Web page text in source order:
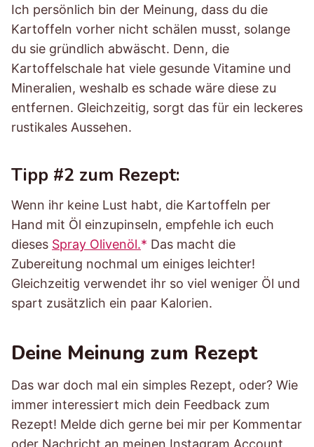
Ich persönlich bin der Meinung, dass du die
Kartoffeln vorher nicht schälen musst, solange
du sie gründlich abwäscht. Denn, die
Kartoffelschale hat viele gesunde Vitamine und
Mineralien, weshalb es schade wäre diese zu
entfernen. Gleichzeitig, sorgt das für ein leckeres
rustikales Aussehen.
Tipp #2 zum Rezept:
Wenn ihr keine Lust habt, die Kartoffeln per
Hand mit Öl einzupinseln, empfehle ich euch
dieses Spray Olivenöl.
Das macht die
Zubereitung nochmal um einiges leichter!
Gleichzeitig verwendet ihr so viel weniger Öl und
spart zusätzlich ein paar Kalorien.
Deine Meinung zum Rezept
Das war doch mal ein simples Rezept, oder? Wie
immer interessiert mich dein Feedback zum
Rezept! Melde dich gerne bei mir per Kommentar
oder Nachricht an meinen Instagram Account